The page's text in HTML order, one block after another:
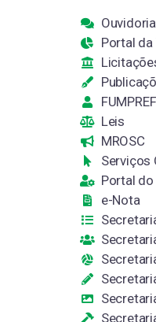
Portal da
FUMPREF
Leis
MROSC
Serviços
Portal
e-Nota